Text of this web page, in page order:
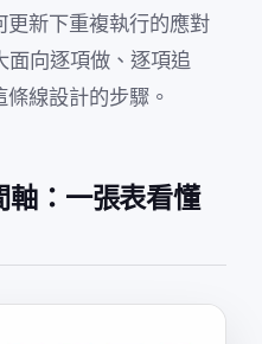
更新下重複執行的應對
面向逐項做、逐項追
線設計的步驟。
軸：一張表看懂